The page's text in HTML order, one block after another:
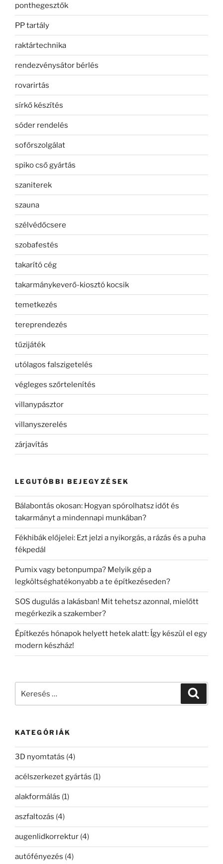
ponthegesztők
PP tartály
raktártechnika
rendezvénysátor bérlés
rovarirtás
sírkő készítés
sóder rendelés
sofőrszolgálat
spiko cső gyártás
szaniterek
szauna
szélvédőcsere
szobafestés
takarító cég
takarmánykeverő-kiosztó kocsik
temetkezés
tereprendezés
tűzijáték
utólagos falszigetelés
végleges szőrtelenítés
villanypásztor
villanyszerelés
zárjavítás
LEGUTÓBBI BEJEGYZÉSEK
Bálabontás okosan: Hogyan spórolhatsz időt és
takarmányt a mindennapi munkában?
Fékhibák előjelei: Ezt jelzi a nyikorgás, a rázás és a puha
fékpedál
Pumix vagy betonpumpa? Melyik gép a
legköltséghatékonyabb a te építkezéseden?
SOS dugulás a lakásban! Mit tehetsz azonnal, mielőtt
megérkezik a szakember?
Építkezés hónapok helyett hetek alatt: Így készül el egy
modern készház!
KATEGÓRIÁK
3D nyomtatás (4)
acélszerkezet gyártás (1)
alakformálás (1)
aszfaltozás (4)
augenlidkorrektur (4)
autófényezés (4)